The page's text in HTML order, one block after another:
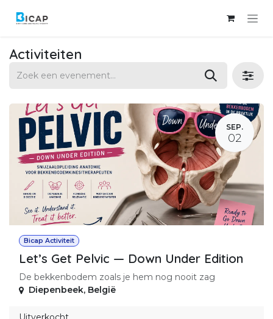
Overslaan naar inhoud
Activiteiten
SEP.
02
Bicap Activiteit
Let’s Get Pelvic — Down Under Edition
De bekkenbodem zoals je hem nog nooit zag
Diepenbeek, België